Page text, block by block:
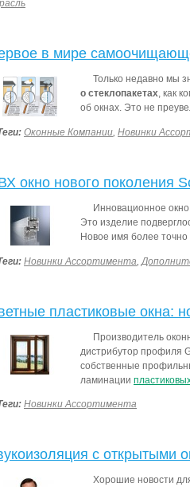
в мире
Только недавно мы
о стеклопакетах, как
об окнах. Это не
Оконные Компании, Новинки
окно нового поколения
Инновационное
Это изделие
Новое имя более точно
Новинки Ассортимента,
пластиковые окна:
Производитель
дистрибутор профиля
собственные
ламинации
Новинки Ассортимента
с открытыми
Хорошие новости